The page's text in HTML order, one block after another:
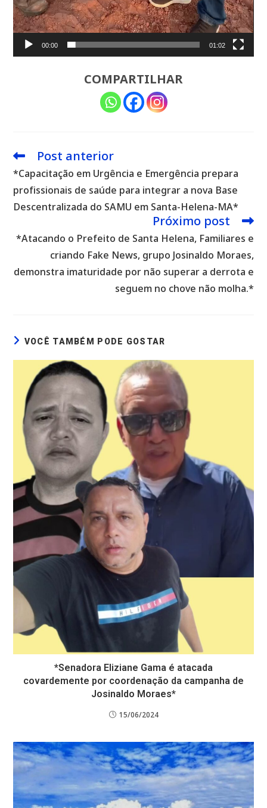
00:00 01:02
COMPARTILHAR
Leia
artigos
Post anterior
*Capacitação em Urgência e Emergência prepara
profissionais de saúde para integrar a nova Base
Descentralizada do SAMU em Santa-Helena-MA*
Próximo post
*Atacando o Prefeito de Santa Helena, Familiares e
criando Fake News, grupo Josinaldo Moraes,
demonstra imaturidade por não superar a derrota e
seguem no chove não molha.*
VOCÊ TAMBÉM PODE GOSTAR
*Senadora Eliziane Gama é atacada
covardemente por coordenação da campanha de
Josinaldo Moraes*
15/06/2024